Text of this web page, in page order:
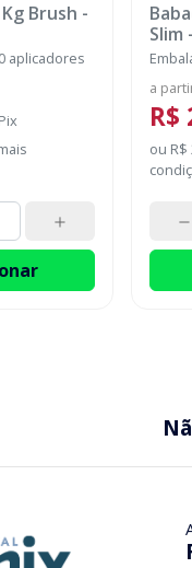
Brush -
aplicadores
Pix
Slim -
a
R$
ou R$